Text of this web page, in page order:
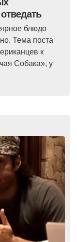
блюдо
Тема поста
к
Собака», у